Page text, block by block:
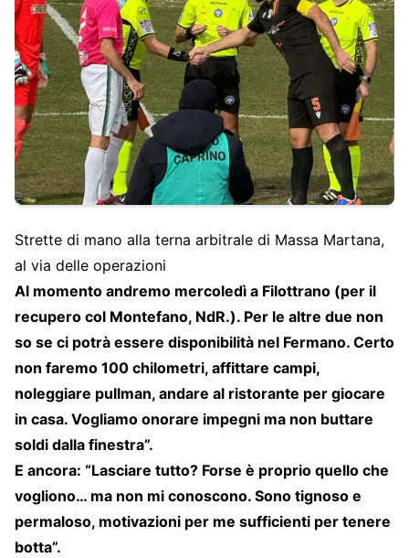
Strette di mano alla terna arbitrale di Massa Martana,
al via delle operazioni
Al momento andremo mercoledì a Filottrano (per il
recupero col Montefano, NdR.). Per le altre due non
so se ci potrà essere disponibilità nel Fermano. Certo
non faremo 100 chilometri, affittare campi,
noleggiare pullman, andare al ristorante per giocare
in casa. Vogliamo onorare impegni ma non buttare
soldi dalla finestra”.
E ancora: “Lasciare tutto? Forse è proprio quello che
vogliono… ma non mi conoscono. Sono tignoso e
permaloso, motivazioni per me sufficienti per tenere
botta”.